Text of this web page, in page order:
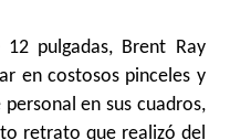
pulgadas, Brent Ray
en costosos pinceles y
en sus cuadros,
retrato que realizó del